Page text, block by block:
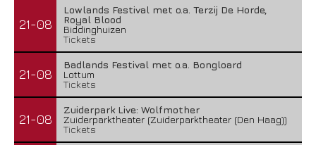
21-08
Lowlands Festival met o.a. Terzij De Horde,
Royal Blood
Biddinghuizen
Tickets
21-08
Badlands Festival met o.a. Bongloard
Lottum
Tickets
21-08
Zuiderpark Live: Wolfmother
Zuiderparktheater (Zuiderparktheater (Den Haag))
Tickets